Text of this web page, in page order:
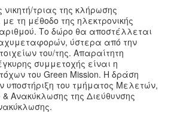
τριας της κλήρωσης
τη μέθοδο της ηλεκτρονικής
Το δώρο θα αποστέλλεται
ύστερα από την
του/της. Απαραίτητη
συμμετοχής είναι η
του Green Mission. Η δράση
υποστήριξη του τμήματος Μελετών,
Ανακύκλωσης της Διεύθυνσης